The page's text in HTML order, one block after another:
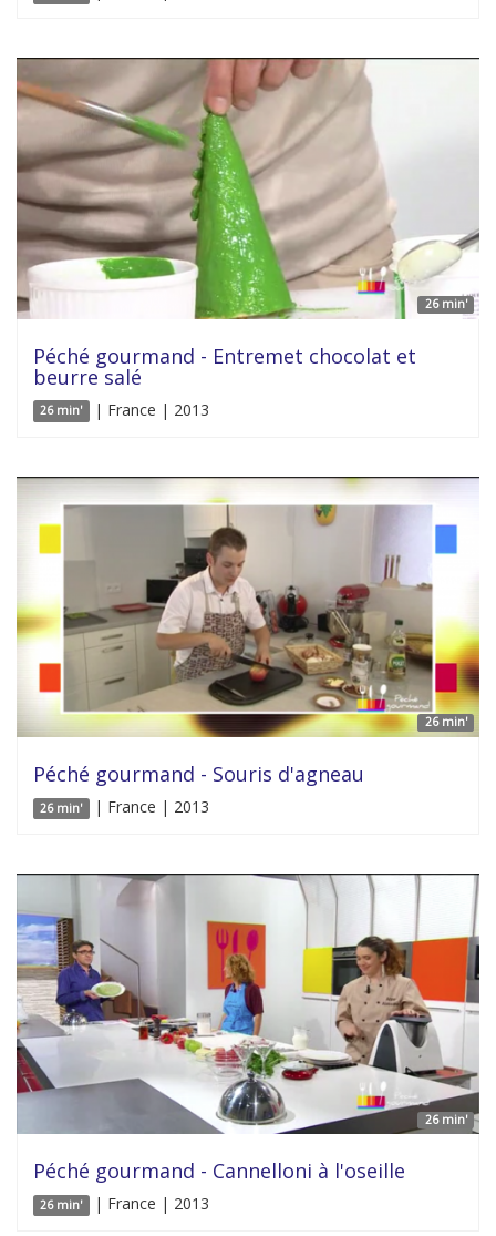
26 min'
Péché gourmand - Entremet chocolat et
beurre salé
26 min' | France | 2013
26 min'
Péché gourmand - Souris d'agneau
26 min' | France | 2013
26 min'
Péché gourmand - Cannelloni à l'oseille
26 min' | France | 2013